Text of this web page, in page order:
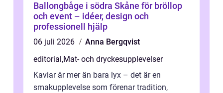
Ballongbåge i södra Skåne för bröllop
och event – idéer, design och
professionell hjälp
06 juli 2026
Anna Bergqvist
editorial,Mat- och dryckesupplevelser
Kaviar är mer än bara lyx – det är en
smakupplevelse som förenar tradition,